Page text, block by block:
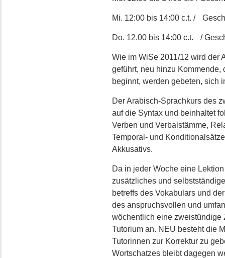
Mi. 12:00 bis 14:00 c.t. /
Do. 12.00 bis 14:00 c.t. /
Wie im WiSe 2011/12 wird der
geführt, neu hinzu
beginnt, werden gebeten, sich
Der Arabisch-Sprachkurs des
auf die Syntax und beinhaltet
Verben und Verbalstämme,
Temporal- und
Akkusativs.
Da in jeder Woche eine
zusätzliches und
betreffs des Vokabulars und
des anspruchsvollen und
wöchentlich eine
Tutorium an. NEU besteht die
Tutorinnen zur Korrektur zu
Wortschatzes bleibt dagegen